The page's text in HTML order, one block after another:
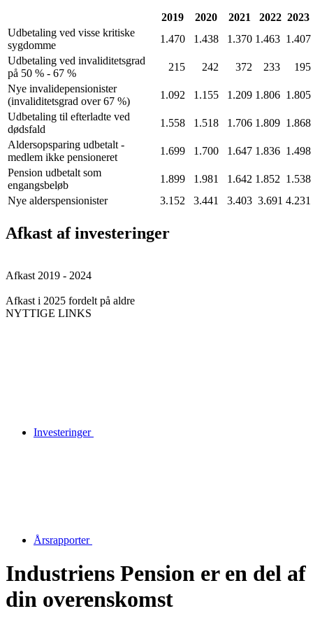
2019 2020 2021 2022 2023
Udbetaling ved visse kritiske
sygdomme
1.470 1.438 1.370 1.463 1.407
Udbetaling ved invaliditetsgrad
på 50 % - 67 %
215 242 372 233
195
Nye invalidepensionister
(invaliditetsgrad over 67 %)
1.092 1.155 1.209 1.806 1.805
Udbetaling til efterladte ved
dødsfald
1.558 1.518 1.706 1.809 1.868
Aldersopsparing udbetalt -
medlem ikke pensioneret
1.699 1.700 1.647 1.836 1.498
Pension udbetalt som
engangsbeløb
1.899 1.981 1.642 1.852 1.538
Nye alderspensionister
3.152 3.441 3.403 3.691 4.231
Afkast af investeringer
Afkast 2019 - 2024
Afkast i 2025 fordelt på aldre
NYTTIGE LINKS
Investeringer
Årsrapporter
Industriens Pension er en del af
din overenskomst